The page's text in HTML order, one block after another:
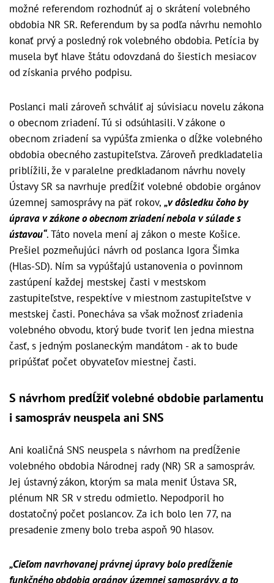
možné referendom rozhodnúť aj o skrátení volebného
obdobia NR SR. Referendum by sa podľa návrhu nemohlo
konať prvý a posledný rok volebného obdobia. Petícia by
musela byť hlave štátu odovzdaná do šiestich mesiacov
od získania prvého podpisu.
Poslanci mali zároveň schváliť aj súvisiacu novelu zákona
o obecnom zriadení. Tú si odsúhlasili. V zákone o
obecnom zriadení sa vypúšťa zmienka o dĺžke volebného
obdobia obecného zastupiteľstva. Zároveň predkladatelia
priblížili, že v paralelne predkladanom návrhu novely
Ústavy SR sa navrhuje predĺžiť volebné obdobie orgánov
územnej samosprávy na päť rokov, „v dôsledku čoho by
úprava v zákone o obecnom zriadení nebola v súlade s
ústavou“. Táto novela mení aj zákon o meste Košice.
Prešiel pozmeňujúci návrh od poslanca Igora Šimka
(Hlas-SD). Ním sa vypúšťajú ustanovenia o povinnom
zastúpení každej mestskej časti v mestskom
zastupiteľstve, respektíve v miestnom zastupiteľstve v
mestskej časti. Ponecháva sa však možnosť zriadenia
volebného obvodu, ktorý bude tvoriť len jedna miestna
časť, s jedným poslaneckým mandátom - ak to bude
pripúšťať počet obyvateľov miestnej časti.
S návrhom predĺžiť volebné obdobie parlamentu
i samospráv neuspela ani SNS
Ani koaličná SNS neuspela s návrhom na predĺženie
volebného obdobia Národnej rady (NR) SR a samospráv.
Jej ústavný zákon, ktorým sa mala meniť Ústava SR,
plénum NR SR v stredu odmietlo. Nepodporil ho
dostatočný počet poslancov. Za ich bolo len 77, na
presadenie zmeny bolo treba aspoň 90 hlasov.
„Cieľom navrhovanej právnej úpravy bolo predĺženie
funkčného obdobia orgánov územnej samosprávy, a to